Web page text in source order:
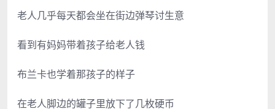
老人几乎每天都会坐在街边弹琴讨生意
看到有妈妈带着孩子给老人钱
布兰卡也学着那孩子的样子
在老人脚边的罐子里放下了几枚硬币